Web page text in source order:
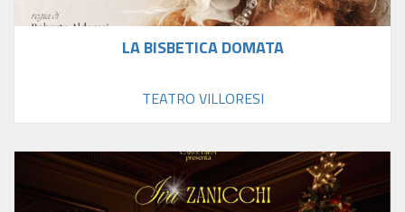
LA BISBETICA DOMATA
TEATRO VILLORESI